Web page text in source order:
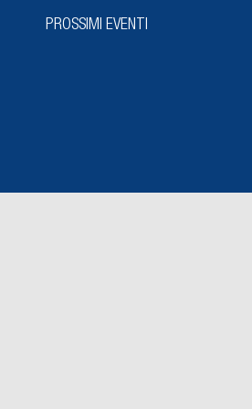
PROSSIMI EVENTI